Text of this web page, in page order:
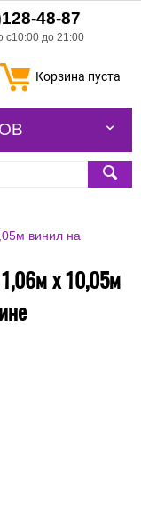
128-48-87
с10:00 до 21:00
Корзина пуста
винил на
х 10,05м